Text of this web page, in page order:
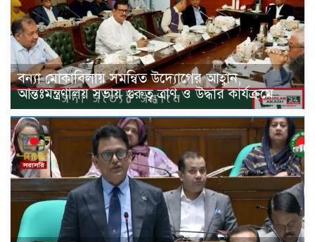
বন্যা মোকাবিলায় সমন্বিত উদ্যোগের আহ্বান,
আন্তঃমন্ত্রণালয় সভায় গুরুত্ব ত্রাণ ও উদ্ধার কার্যক্রমে